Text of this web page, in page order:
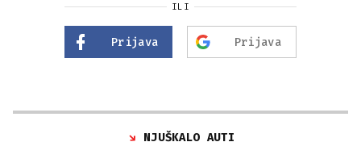
ILI
Prijava Prijava
NJUŠKALO AUTI